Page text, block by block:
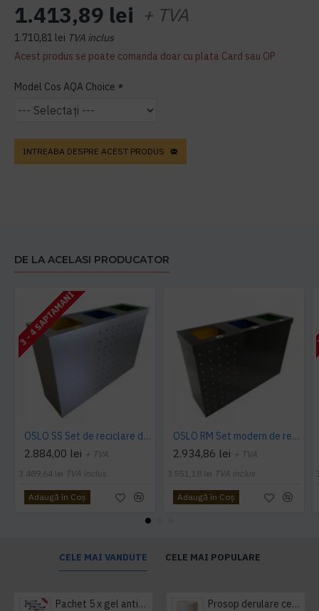
1.413,89 lei + TVA
1.710,81 lei TVA inclus
Acest produs se poate comanda doar cu plata Card sau OP
Model Cos AQA Choice
INTREABA DESPRE ACEST PRODUS
DE LA ACELASI PRODUCATOR
3 - 4 SAPTAMANI
OSLO SS Set de reciclare din otel inoxidabil cu mai multe compartimente
2.884,00 lei + TVA
3.489,64 lei TVA inclus
Adaugă în Coş
OSLO RM Set modern de reciclare cu 3x60L compartimente, 84 x 28 x 73 cm
2.934,86 lei + TVA
3.551,18 lei TVA inclus
Adaugă în Coş
CELE MAI VANDUTE CELE MAI POPULARE
Pachet 5 x gel antibacterian 50ml si 3 x Servetele antibacteriene 48 buc Hygienium Prosop derulare centrala 1 pliu, 300 m Tork